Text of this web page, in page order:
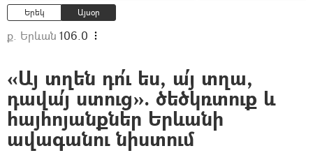
Երեկ Այսօր
ք. Երևան 106.0
«Այ տղեն դո՛ւ ես, ա՛յ տղա,
դավա՛յ ստուց». ծեծկռտուք և
հայհոյանքներ Երևանի
ավագանու նիստում